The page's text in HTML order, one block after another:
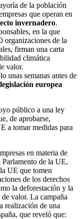
de la población
que operan en
invernadero.
en la que
organizaciones de la
firman una carta
climática
valor.
unas semanas antes de
legislación europea
público a una ley
de aprobarse,
a tomar medidas para
en materia de
Parlamento de la UE,
UE que tomen
de los derechos
la deforestación y la
valor. La campaña
realización de una
que reveló que: